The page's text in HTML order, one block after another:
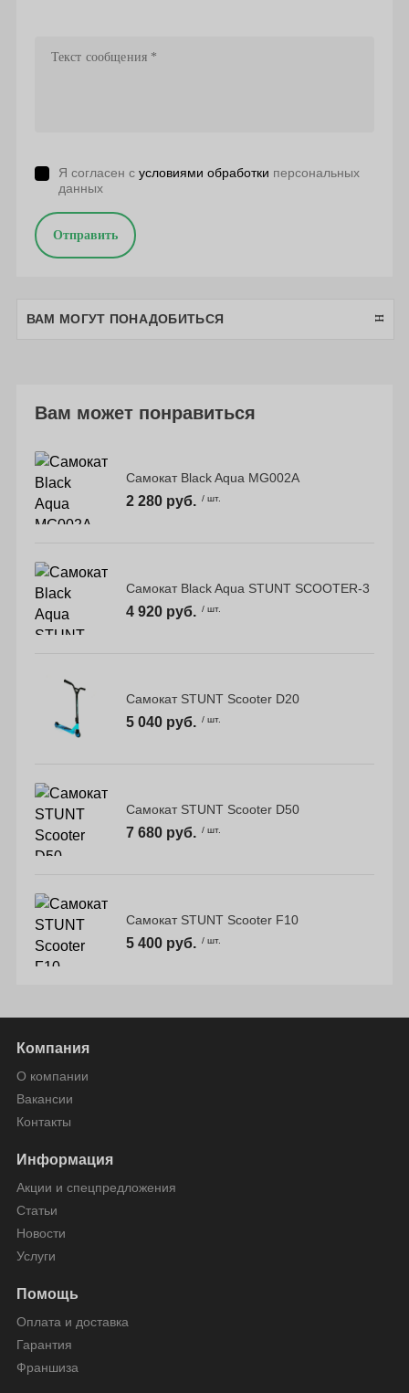
Я согласен с условиями обработки персональных
данных
Отправить
ВАМ МОГУТ ПОНАДОБИТЬСЯ
Вам может понравиться
Самокат Black Aqua MG002A
2 280 руб. / шт.
Самокат Black Aqua STUNT SCOOTER-3
4 920 руб. / шт.
Самокат STUNT Scooter D20
5 040 руб. / шт.
Самокат STUNT Scooter D50
7 680 руб. / шт.
Самокат STUNT Scooter F10
5 400 руб. / шт.
Компания
О компании
Вакансии
Контакты
Информация
Акции и спецпредложения
Статьи
Новости
Услуги
Помощь
Оплата и доставка
Гарантия
Франшиза